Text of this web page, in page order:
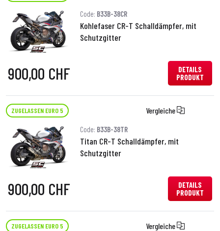
Code: B33B-38CR
Kohlefaser CR-T Schalldämpfer, mit
Schutzgitter
900,00 CHF
DETAILS
PRODUKT
ZUGELASSEN EURO 5 Vergleiche
Code: B33B-38TR
Titan CR-T Schalldämpfer, mit
Schutzgitter
900,00 CHF
DETAILS
PRODUKT
ZUGELASSEN EURO 5 Vergleiche